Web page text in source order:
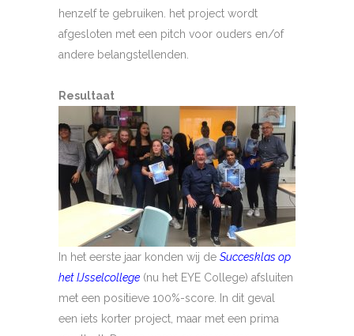
henzelf te gebruiken. het project wordt
afgesloten met een pitch voor ouders en/of
andere belangstellenden.
Resultaat
In het eerste jaar konden wij de Succesklas op
het IJsselcollege (nu het EYE College) afsluiten
met een positieve 100%-score. In dit geval
een iets korter project, maar met een prima